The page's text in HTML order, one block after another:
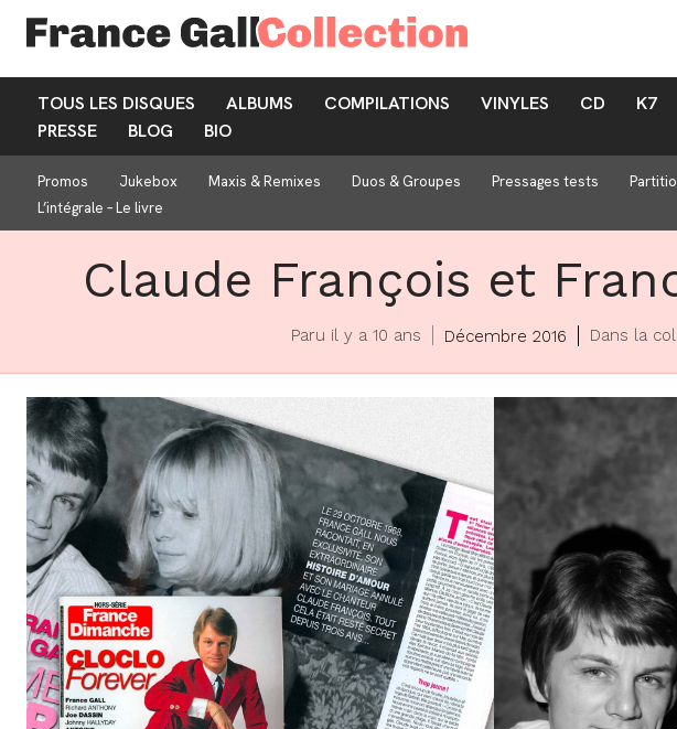
TOUS LES DISQUES ALBUMS COMPILATIONS VINYLES CD K7
PRESSE
BLOG BIO
Promos Jukebox Maxis & Remixes Duos & Groupes Pressages tests
L’intégrale – Le livre
Claude François et
Paru il y a 10 ans Décembre 2016 Dans la